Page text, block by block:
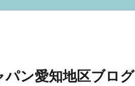
ン愛知地区ブログ